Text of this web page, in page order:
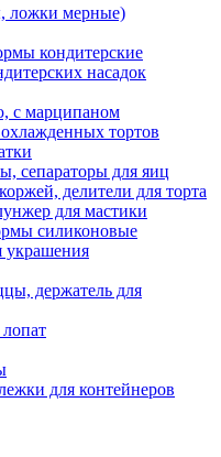
ложки мерные)
кондитерские
насадок
с марципаном
тортов
сепараторы для яиц
делители для торта
для мастики
силиконовые
украшения
держатель для
для контейнеров